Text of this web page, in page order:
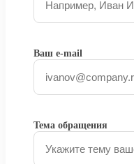
Ваш e-mail
Тема обращения